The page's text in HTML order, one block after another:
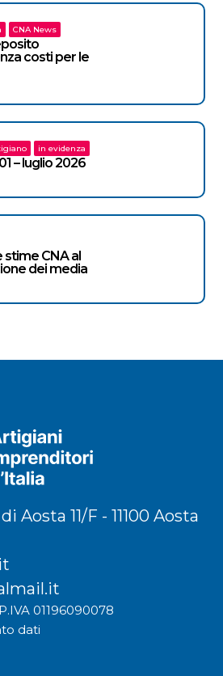
CNA News
costi per le
in evidenza
– luglio 2026
CNA al
dei media
Aosta 11/F - 11100 Aosta
01196090078
dati